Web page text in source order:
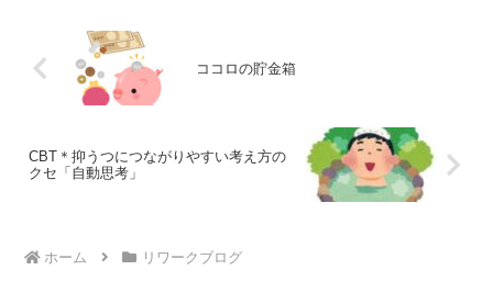
ココロの貯金箱
CBT＊抑うつにつながりやすい考え方の
クセ「自動思考」
ホーム リワークブログ